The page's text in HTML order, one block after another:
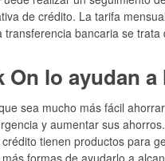
de crédito. La tarifa
bancaria se
On lo ayudan
sea mucho más fácil
y aumentar sus
tienen productos para
formas de ayudarlo a